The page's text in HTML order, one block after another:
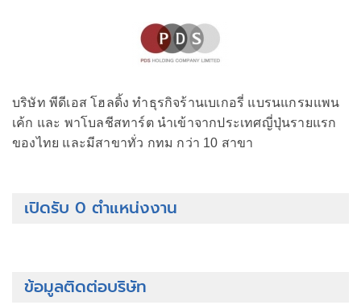
สำหรับผู้ประกอบการ
บริษัท พีดีเอส โฮลดิ้ง ทำธุรกิจร้านเบเกอรี่ แบรนแกรมแพน
เค้ก และ พาโบลชีสทาร์ต นำเข้าจากประเทศญี่ปุ่นรายแรก
ของไทย และมีสาขาทั่ว กทม กว่า 10 สาขา
เปิดรับ 0 ตำแหน่งงาน
ข้อมูลติดต่อบริษัท